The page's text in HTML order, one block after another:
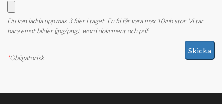
Du kan ladda upp max 3 filer i taget. En fil får vara max 10mb stor. Vi tar
bara emot bilder (jpg/png), word dokument och pdf
*Obligatorisk